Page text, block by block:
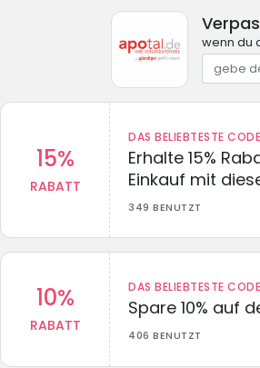
wenn du
15%
RABATT
DAS BELIEBTESTE
Erhalte 15%
Einkauf mit
349 BENUTZT
10%
RABATT
DAS BELIEBTESTE
Spare 10% auf
406 BENUTZT